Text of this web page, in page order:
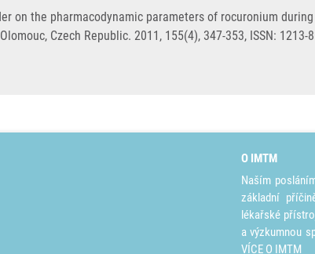
on the pharmacodynamic parameters of rocuronium
Czech Republic. 2011, 155(4), 347-353, ISSN: 1213-
O IMTM
Naším
základní
lékařské
a výzkumnou
VÍCE O IMTM